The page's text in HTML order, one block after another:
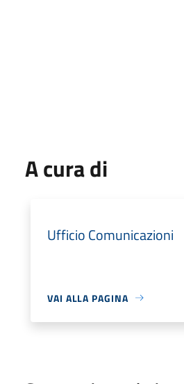
A cura di
Ufficio Comunicazioni
VAI ALLA PAGINA